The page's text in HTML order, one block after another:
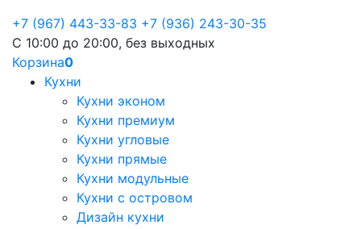
+7 (967) 443-33-83 +7 (936) 243-30-35
С 10:00 до 20:00, без выходных
Корзина0
Кухни
Кухни эконом
Кухни премиум
Кухни угловые
Кухни прямые
Кухни модульные
Кухни с островом
Дизайн кухни